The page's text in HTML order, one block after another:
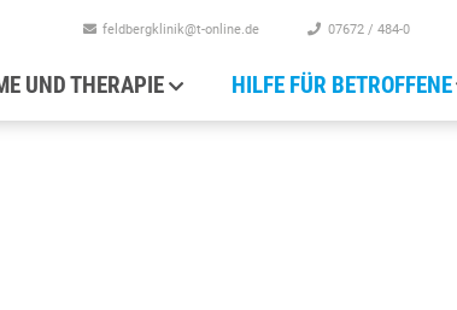
UND THERAPIE HILFE FÜR BETROFFENE
feldbergklinik@t-online.de 07672 / 484-0